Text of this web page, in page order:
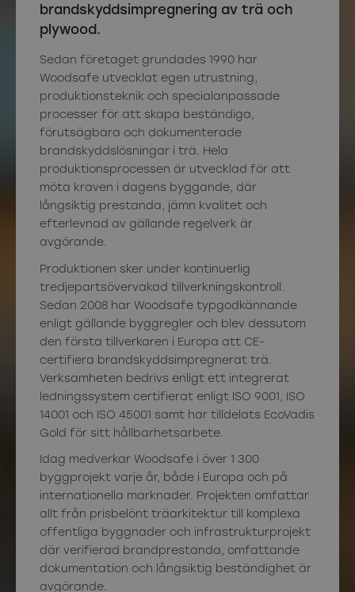
brandskyddsimpregnering av trä och
plywood.
Sedan företaget grundades 1990 har
Woodsafe utvecklat egen utrustning,
produktionsteknik och specialanpassade
processer för att skapa beständiga,
förutsägbara och dokumenterade
brandskyddslösningar i trä. Hela
produktionsprocessen är utvecklad för att
möta kraven i dagens byggande, där
långsiktig prestanda, jämn kvalitet och
efterlevnad av gällande regelverk är
avgörande.
Produktionen sker under kontinuerlig
tredjepartsövervakad tillverkningskontroll.
Sedan 2008 har Woodsafe typgodkännande
enligt gällande byggregler och blev dessutom
den första tillverkaren i Europa att CE-
certifiera brandskyddsimpregnerat trä.
Verksamheten bedrivs enligt ett integrerat
ledningssystem certifierat enligt ISO 9001, ISO
14001 och ISO 45001 samt har tilldelats EcoVadis
Gold för sitt hållbarhetsarbete.
Idag medverkar Woodsafe i över 1 300
byggprojekt varje år, både i Europa och på
internationella marknader. Projekten omfattar
allt från prisbelönt träarkitektur till komplexa
offentliga byggnader och infrastrukturprojekt
där verifierad brandprestanda, omfattande
dokumentation och långsiktig beständighet är
avgörande.